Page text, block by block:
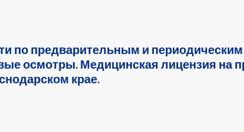
по предварительным и
осмотры. Медицинская лицензия на
крае.